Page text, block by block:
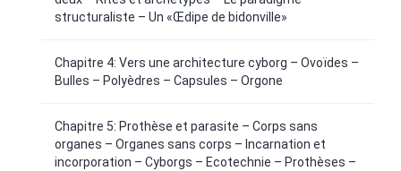
structuraliste – Un «Œdipe de bidonville»
Chapitre 4: Vers une architecture cyborg – Ovoïdes –
Bulles – Polyèdres – Capsules – Orgone
Chapitre 5: Prothèse et parasite – Corps sans
organes – Organes sans corps – Incarnation et
incorporation – Cyborgs – Ecotechnie – Prothèses –